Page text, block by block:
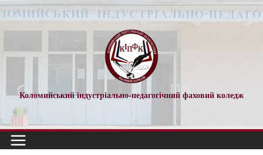
Перейти
до
Коломийський індустріально-педагогічний фаховий коледж